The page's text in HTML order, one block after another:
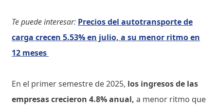
Te puede interesar: Precios del autotransporte de
carga crecen 5.53% en julio, a su menor ritmo en
12 meses
En el primer semestre de 2025, los ingresos de las
empresas crecieron 4.8% anual, a menor ritmo que